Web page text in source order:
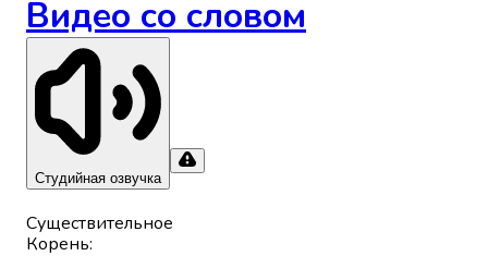
Видео со словом
Студийная озвучка
Существительное
Корень: